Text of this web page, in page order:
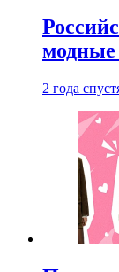
модные
2 года